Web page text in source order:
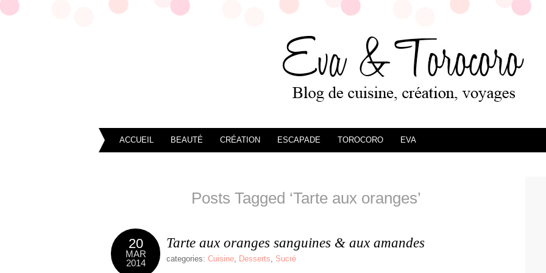
ACCUEIL BEAUTÉ CRÉATION ESCAPADE TOROCORO EVA
Posts Tagged ‘Tarte aux oranges’
20
MAR
2014
Tarte aux oranges sanguines & aux amandes
categories: Cuisine, Desserts, Sucré